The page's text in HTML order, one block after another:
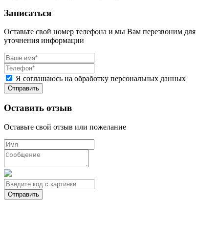
Записаться
Оставьте свой номер телефона и мы Вам перезвоним для
уточнения информации
Я соглашаюсь на обработку персональных данных
Оставить отзыв
Оставьте свой отзыв или пожелание
Отправить